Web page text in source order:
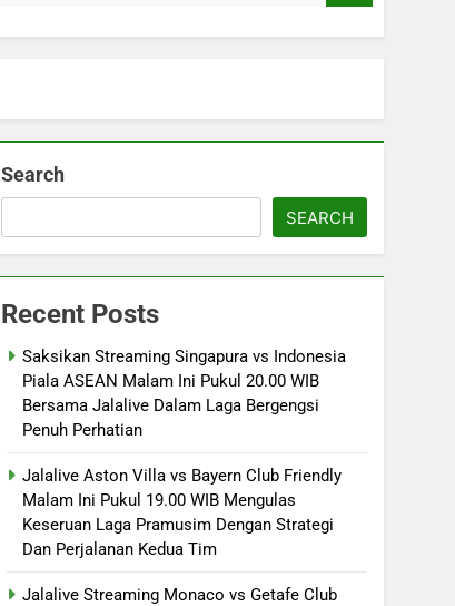
Search
SEARCH
Recent Posts
Saksikan Streaming Singapura vs Indonesia
Piala ASEAN Malam Ini Pukul 20.00 WIB
Bersama Jalalive Dalam Laga Bergengsi
Penuh Perhatian
Jalalive Aston Villa vs Bayern Club Friendly
Malam Ini Pukul 19.00 WIB Mengulas
Keseruan Laga Pramusim Dengan Strategi
Dan Perjalanan Kedua Tim
Jalalive Streaming Monaco vs Getafe Club